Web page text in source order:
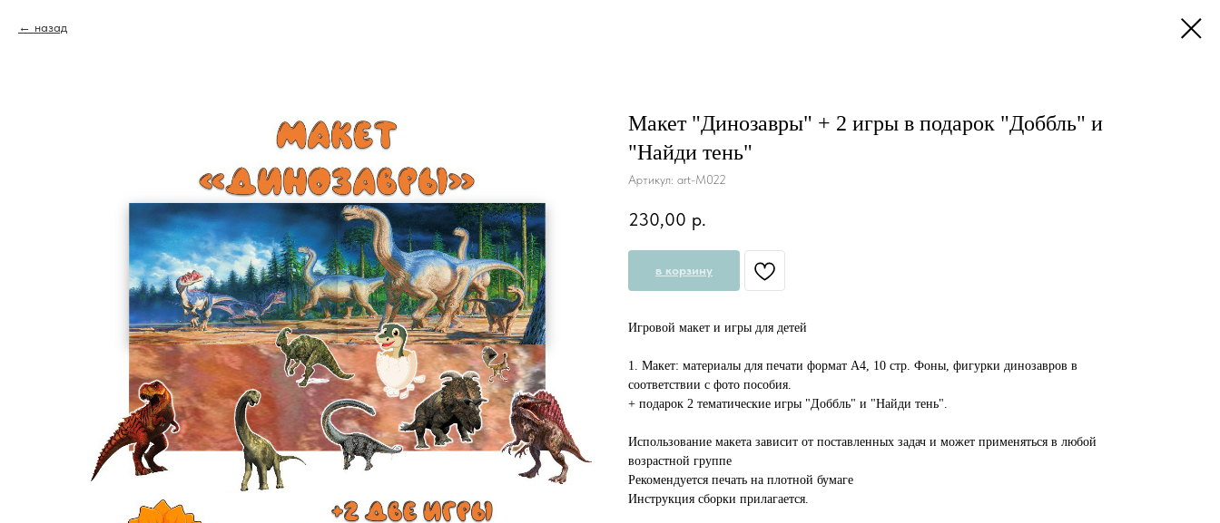
назад
Макет "Динозавры" + 2 игры в подарок "Доббль" и
"Найди тень"
Артикул: art-M022
230,00 р.
в корзину
Игровой макет и игры для детей
1. Макет: материалы для печати формат А4, 10 стр. Фоны, фигурки динозавров в
соответствии с фото пособия.
+ подарок 2 тематические игры "Доббль" и "Найди тень".
Использование макета зависит от поставленных задач и может применяться в любой
возрастной группе
Рекомендуется печать на плотной бумаге
Инструкция сборки прилагается.